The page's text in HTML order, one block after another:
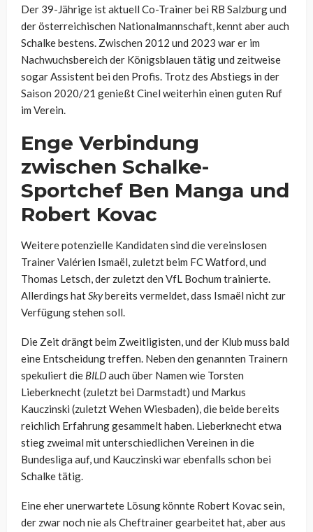
Der 39-Jährige ist aktuell Co-Trainer bei RB Salzburg und
der österreichischen Nationalmannschaft, kennt aber auch
Schalke bestens. Zwischen 2012 und 2023 war er im
Nachwuchsbereich der Königsblauen tätig und zeitweise
sogar Assistent bei den Profis. Trotz des Abstiegs in der
Saison 2020/21 genießt Cinel weiterhin einen guten Ruf
im Verein.
Enge Verbindung
zwischen Schalke-
Sportchef Ben Manga und
Robert Kovac
Weitere potenzielle Kandidaten sind die vereinslosen
Trainer Valérien Ismaël, zuletzt beim FC Watford, und
Thomas Letsch, der zuletzt den VfL Bochum trainierte.
Allerdings hatSkybereits vermeldet, dass Ismaël nicht zur
Verfügung stehen soll.
Die Zeit drängt beim Zweitligisten, und der Klub muss bald
eine Entscheidung treffen. Neben den genannten Trainern
spekuliert die BILDauch über Namen wie Torsten
Lieberknecht (zuletzt bei Darmstadt) und Markus
Kauczinski (zuletzt Wehen Wiesbaden), die beide bereits
reichlich Erfahrung gesammelt haben. Lieberknecht etwa
stieg zweimal mit unterschiedlichen Vereinen in die
Bundesliga auf, und Kauczinski war ebenfalls schon bei
Schalke tätig.
Eine eher unerwartete Lösung könnte Robert Kovac sein,
der zwar noch nie als Cheftrainer gearbeitet hat, aber aus